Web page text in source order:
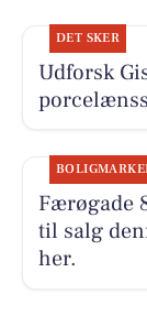
DET SKER
Udforsk
Færøgade
til salg
her.